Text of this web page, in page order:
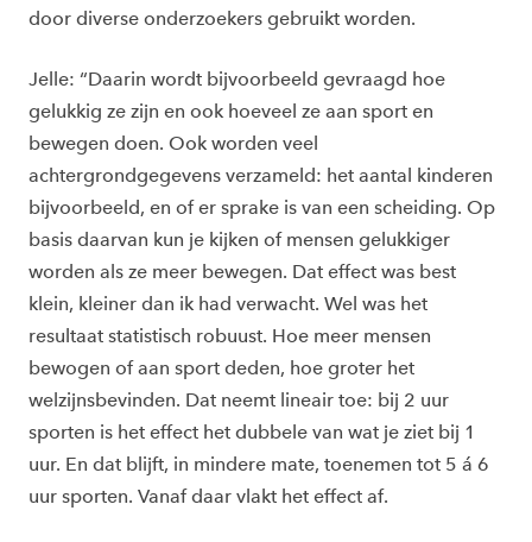
door diverse onderzoekers gebruikt worden.
Jelle: “Daarin wordt bijvoorbeeld gevraagd hoe
gelukkig ze zijn en ook hoeveel ze aan sport en
bewegen doen. Ook worden veel
achtergrondgegevens verzameld: het aantal kinderen
bijvoorbeeld, en of er sprake is van een scheiding. Op
basis daarvan kun je kijken of mensen gelukkiger
worden als ze meer bewegen. Dat effect was best
klein, kleiner dan ik had verwacht. Wel was het
resultaat statistisch robuust. Hoe meer mensen
bewogen of aan sport deden, hoe groter het
welzijnsbevinden. Dat neemt lineair toe: bij 2 uur
sporten is het effect het dubbele van wat je ziet bij 1
uur. En dat blijft, in mindere mate, toenemen tot 5 á 6
uur sporten. Vanaf daar vlakt het effect af.